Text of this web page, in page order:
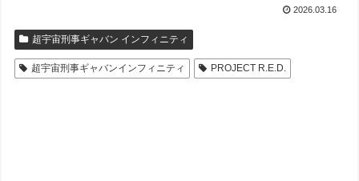
2026.03.16
超宇宙刑事ギャバン インフィニティ
超宇宙刑事ギャバンインフィニティ PROJECT R.E.D.